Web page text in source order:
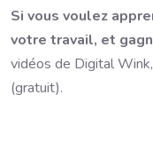
Si vous voulez
votre travail, et
vidéos de Digital
(gratuit).